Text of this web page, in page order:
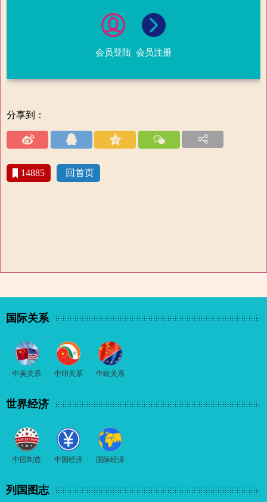
会员登陆 会员注册
分享到：
14885 回首页
国际关系
中美关系 中印关系 中欧关系
世界经济
中国制造 中国经济 国际经济
列国图志